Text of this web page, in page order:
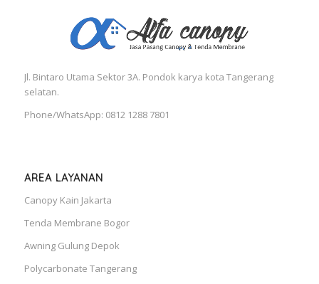
Jl. Bintaro Utama Sektor 3A. Pondok karya kota Tangerang
selatan.
Phone/WhatsApp: 0812 1288 7801
AREA LAYANAN
Canopy Kain Jakarta
Tenda Membrane Bogor
Awning Gulung Depok
Polycarbonate Tangerang